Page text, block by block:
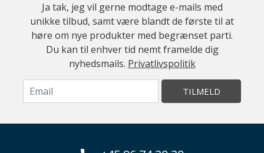
Ja tak, jeg vil gerne modtage e-mails med
unikke tilbud, samt være blandt de første til at
høre om nye produkter med begrænset parti.
Du kan til enhver tid nemt framelde dig
nyhedsmails. Privatlivspolitik
TILMELD